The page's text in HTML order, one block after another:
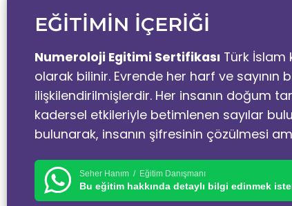
EĞİTİMİN İÇERİĞİ
Numeroloji Egitimi Sertifikası Türk İslam
olarak bilinir. Evrende her harf ve
ilişkilendirilmişlerdir. Her insanın doğum
kadersel etkileriyle betimlenen sayılar
bulunarak, insanın şifresinin çözülmesi
Seher Hanım / Eğitim Danışmanı
Bu eğitim hakkında detaylı bilgi edinmek